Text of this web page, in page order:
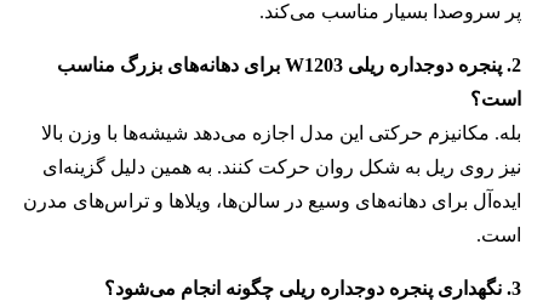
پر سروصدا بسیار مناسب می‌کند.
2. پنجره دوجداره ریلی W1203 برای دهانه‌های بزرگ مناسب
است؟
بله. مکانیزم حرکتی این مدل اجازه می‌دهد شیشه‌ها با وزن بالا
نیز روی ریل به شکل روان حرکت کنند. به همین دلیل گزینه‌ای
ایده‌آل برای دهانه‌های وسیع در سالن‌ها، ویلاها و تراس‌های مدرن
است.
3. نگهداری پنجره دوجداره ریلی چگونه انجام می‌شود؟